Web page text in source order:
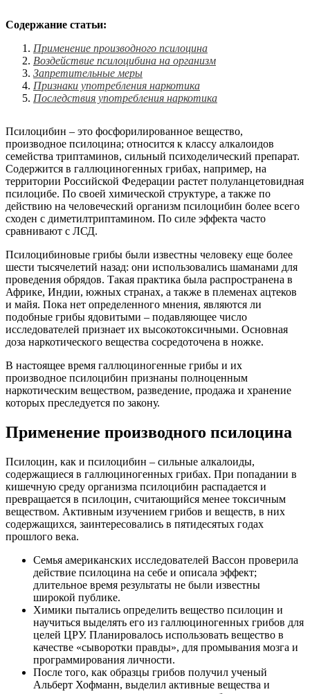
Содержание статьи:
Применение производного псилоцина
Воздействие псилоцибина на организм
Запретительные меры
Признаки употребления наркотика
Последствия употребления наркотика
Псилоцибин – это фосфорилированное вещество,
производное псилоцина; относится к классу алкалоидов
семейства триптаминов, сильный психоделический препарат.
Содержится в галлюциногенных грибах, например, на
территории Российской Федерации растет полуланцетовидная
псилоцибе. По своей химической структуре, а также по
действию на человеческий организм псилоцибин более всего
сходен с диметилтриптамином. По силе эффекта часто
сравнивают с ЛСД.
Псилоцибиновые грибы были известны человеку еще более
шести тысячелетий назад: они использовались шаманами для
проведения обрядов. Такая практика была распространена в
Африке, Индии, южных странах, а также в племенах ацтеков
и майя. Пока нет определенного мнения, являются ли
подобные грибы ядовитыми – подавляющее число
исследователей признает их высокотоксичными. Основная
доза наркотического вещества сосредоточена в ножке.
В настоящее время галлюциногенные грибы и их
производное псилоцибин признаны полноценным
наркотическим веществом, разведение, продажа и хранение
которых преследуется по закону.
Применение производного псилоцина
Псилоцин, как и псилоцибин – сильные алкалоиды,
содержащиеся в галлюциногенных грибах. При попадании в
кишечную среду организма псилоцибин распадается и
превращается в псилоцин, считающийся менее токсичным
веществом. Активным изучением грибов и веществ, в них
содержащихся, заинтересовались в пятидесятых годах
прошлого века.
Семья американских исследователей Вассон проверила
действие псилоцина на себе и описала эффект;
длительное время результаты не были известны
широкой публике.
Химики пытались определить вещество псилоцин и
научиться выделять его из галлюциногенных грибов для
целей ЦРУ. Планировалось использовать вещество в
качестве «сыворотки правды», для промывания мозга и
программирования личности.
После того, как образцы грибов получил ученый
Альберт Хофманн, выделил активные вещества и